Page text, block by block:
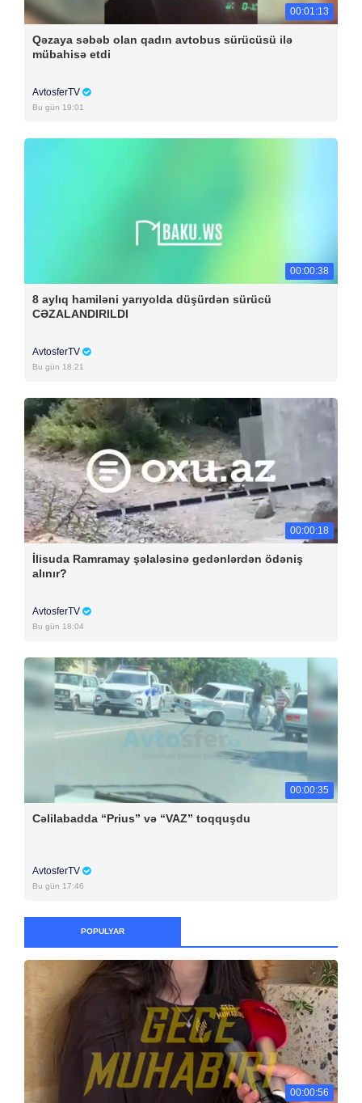
00:01:13
Qəzaya səbəb olan qadın avtobus sürücüsü ilə
mübahisə etdi
AvtosferTV
Bu gün 19:01
00:00:38
8 aylıq hamiləni yarıyolda düşürdən sürücü
CƏZALANDIRILDI
AvtosferTV
Bu gün 18:21
00:00:18
İlisuda Ramramay şəlaləsinə gedənlərdən ödəniş
alınır?
AvtosferTV
Bu gün 18:04
00:00:35
Cəlilabadda “Prius” və “VAZ” toqquşdu
AvtosferTV
Bu gün 17:46
POPULYAR
00:00:56